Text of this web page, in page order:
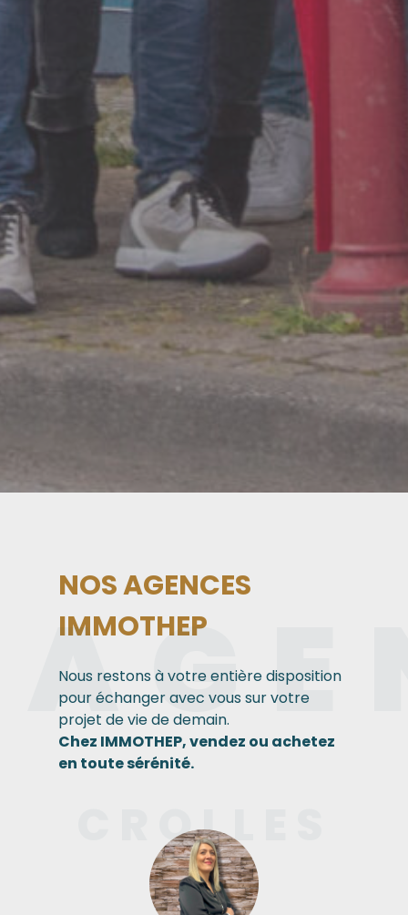
NOS AGENCES
IMMOTHEP
Nous restons à votre entière disposition
pour échanger avec vous sur votre
projet de vie de demain.
Chez IMMOTHEP, vendez ou achetez
en toute sérénité.
CROLLES